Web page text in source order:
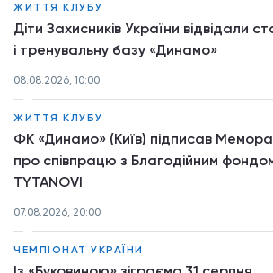
ЖИТТЯ КЛУБУ
Діти Захисників України відвідали
і тренувальну базу «Динамо»
08.08.2026, 10:00
ЖИТТЯ КЛУБУ
ФК «Динамо» (Київ) підписав
про співпрацю з Благодійним
TYTANOVI
07.08.2026, 20:00
ЧЕМПІОНАТ УКРАЇНИ